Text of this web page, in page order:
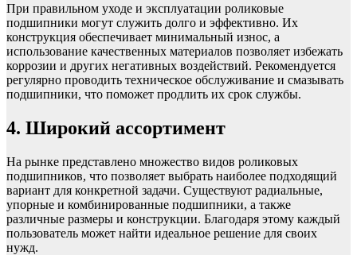
При правильном уходе и эксплуатации роликовые
подшипники могут служить долго и эффективно. Их
конструкция обеспечивает минимальный износ, а
использование качественных материалов позволяет избежать
коррозии и других негативных воздействий. Рекомендуется
регулярно проводить техническое обслуживание и смазывать
подшипники, что поможет продлить их срок службы.
4. Широкий ассортимент
На рынке представлено множество видов роликовых
подшипников, что позволяет выбрать наиболее подходящий
вариант для конкретной задачи. Существуют радиальные,
упорные и комбинированные подшипники, а также
различные размеры и конструкции. Благодаря этому каждый
пользователь может найти идеальное решение для своих
нужд.